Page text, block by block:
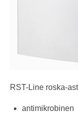
RST-Line roska-
antimikrobinen